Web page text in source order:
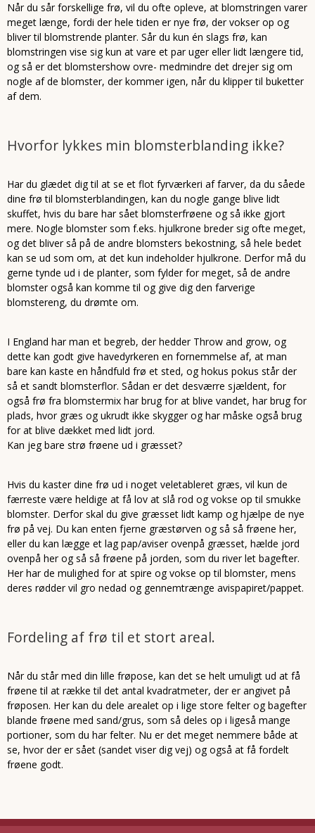
Når du sår forskellige frø, vil du ofte opleve, at blomstringen varer
meget længe, fordi der hele tiden er nye frø, der vokser op og
bliver til blomstrende planter. Sår du kun én slags frø, kan
blomstringen vise sig kun at vare et par uger eller lidt længere tid,
og så er det blomstershow ovre- medmindre det drejer sig om
nogle af de blomster, der kommer igen, når du klipper til buketter
af dem.
Hvorfor lykkes min blomsterblanding ikke?
Har du glædet dig til at se et flot fyrværkeri af farver, da du såede
dine frø til blomsterblandingen, kan du nogle gange blive lidt
skuffet, hvis du bare har sået blomsterfrøene og så ikke gjort
mere. Nogle blomster som f.eks. hjulkrone breder sig ofte meget,
og det bliver så på de andre blomsters bekostning, så hele bedet
kan se ud som om, at det kun indeholder hjulkrone. Derfor må du
gerne tynde ud i de planter, som fylder for meget, så de andre
blomster også kan komme til og give dig den farverige
blomstereng, du drømte om.
I England har man et begreb, der hedder Throw and grow, og
dette kan godt give havedyrkeren en fornemmelse af, at man
bare kan kaste en håndfuld frø et sted, og hokus pokus står der
så et sandt blomsterflor. Sådan er det desværre sjældent, for
også frø fra blomstermix har brug for at blive vandet, har brug for
plads, hvor græs og ukrudt ikke skygger og har måske også brug
for at blive dækket med lidt jord.
Kan jeg bare strø frøene ud i græsset?
Hvis du kaster dine frø ud i noget veletableret græs, vil kun de
færreste være heldige at få lov at slå rod og vokse op til smukke
blomster. Derfor skal du give græsset lidt kamp og hjælpe de nye
frø på vej. Du kan enten fjerne græstørven og så så frøene her,
eller du kan lægge et lag pap/aviser ovenpå græsset, hælde jord
ovenpå her og så så frøene på jorden, som du river let bagefter.
Her har de mulighed for at spire og vokse op til blomster, mens
deres rødder vil gro nedad og gennemtrænge avispapiret/pappet.
Fordeling af frø til et stort areal.
Når du står med din lille frøpose, kan det se helt umuligt ud at få
frøene til at række til det antal kvadratmeter, der er angivet på
frøposen. Her kan du dele arealet op i lige store felter og bagefter
blande frøene med sand/grus, som så deles op i ligeså mange
portioner, som du har felter. Nu er det meget nemmere både at
se, hvor der er sået (sandet viser dig vej) og også at få fordelt
frøene godt.